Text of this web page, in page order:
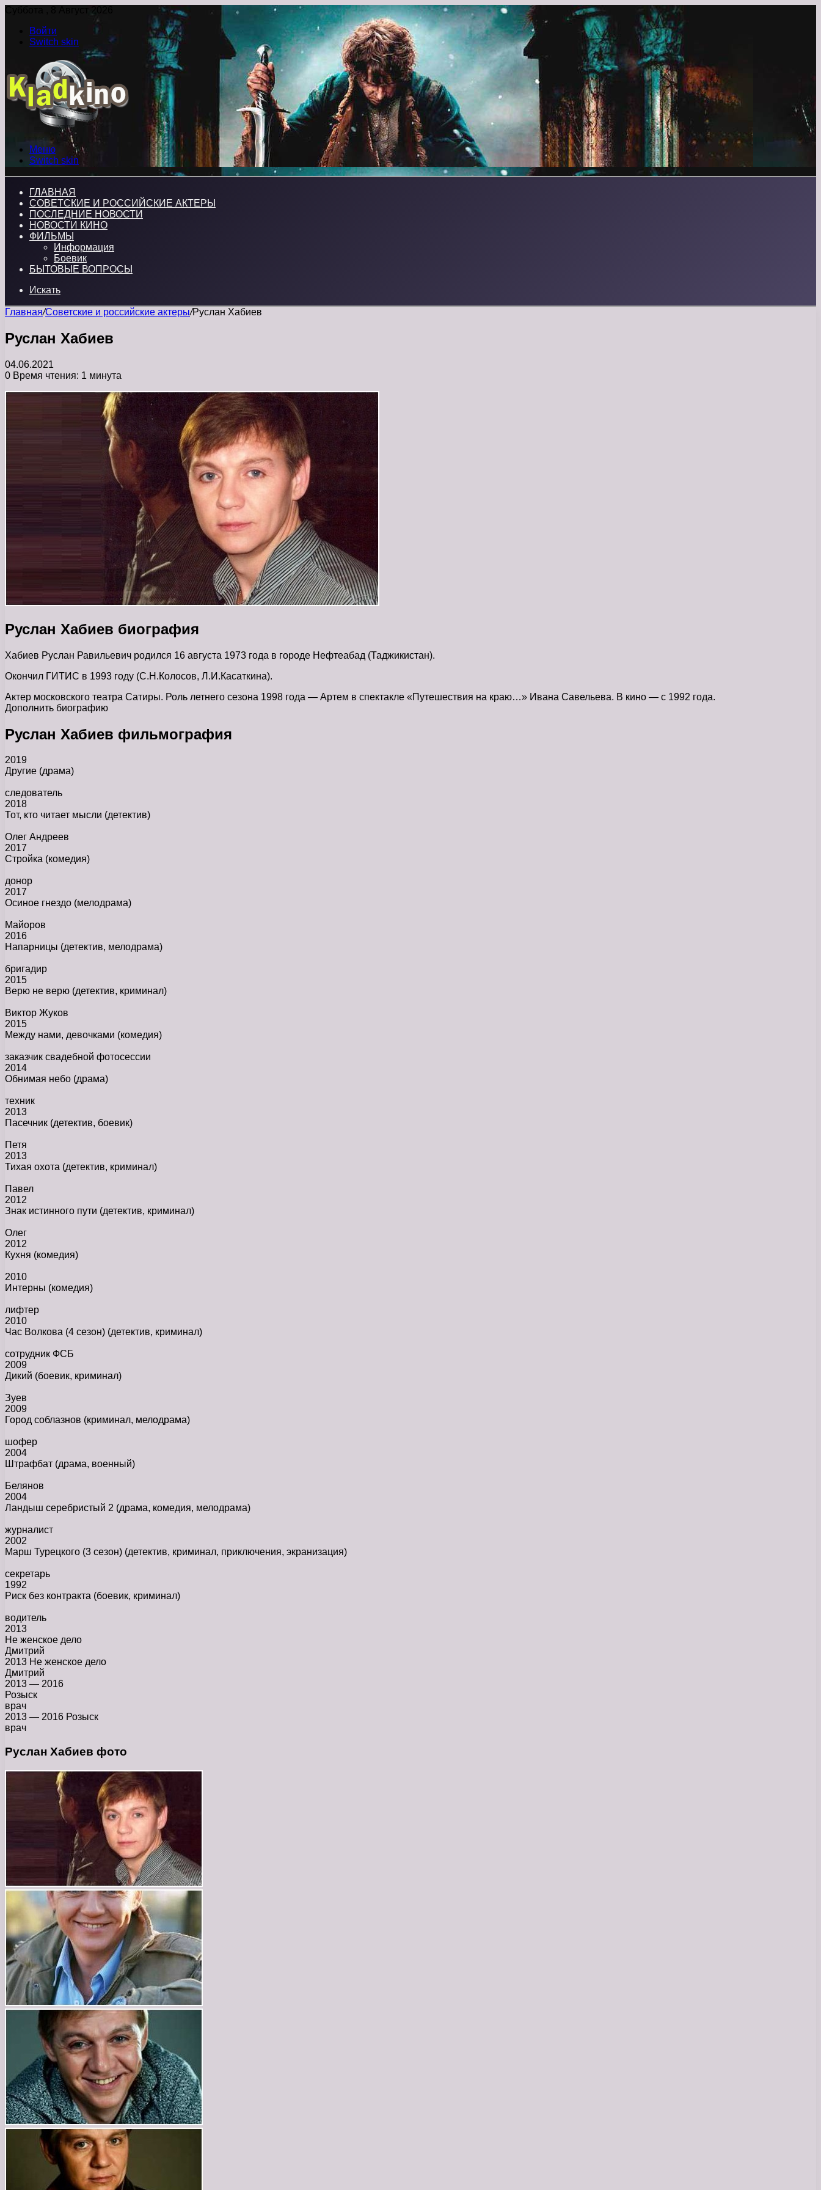
Суббота , 8 Август 2026
Войти
Switch skin
Меню
Switch skin
ГЛАВНАЯ
СОВЕТСКИЕ И РОССИЙСКИЕ АКТЕРЫ
ПОСЛЕДНИЕ НОВОСТИ
НОВОСТИ КИНО
ФИЛЬМЫ
Информация
Боевик
БЫТОВЫЕ ВОПРОСЫ
Искать
Главная/Советские и российские актеры/Руслан Хабиев
Руслан Хабиев
04.06.2021
0 Время чтения: 1 минута
Руслан Хабиев биография
Хабиев Руслан Равильевич родился 16 августа 1973 года в городе Нефтеабад (Таджикистан).
Окончил ГИТИС в 1993 году (С.Н.Колосов, Л.И.Касаткина).
Актер московского театра Сатиры. Роль летнего сезона 1998 года — Артем в спектакле «Путешествия на краю…» Ивана Савельева. В кино — с 1992 года.
Дополнить биографию
Руслан Хабиев фильмография
2019
Другие (драма)
следователь
2018
Тот, кто читает мысли (детектив)
Олег Андреев
2017
Стройка (комедия)
донор
2017
Осиное гнездо (мелодрама)
Майоров
2016
Напарницы (детектив, мелодрама)
бригадир
2015
Верю не верю (детектив, криминал)
Виктор Жуков
2015
Между нами, девочками (комедия)
заказчик свадебной фотосессии
2014
Обнимая небо (драма)
техник
2013
Пасечник (детектив, боевик)
Петя
2013
Тихая охота (детектив, криминал)
Павел
2012
Знак истинного пути (детектив, криминал)
Олег
2012
Кухня (комедия)
2010
Интерны (комедия)
лифтер
2010
Час Волкова (4 сезон) (детектив, криминал)
сотрудник ФСБ
2009
Дикий (боевик, криминал)
Зуев
2009
Город соблазнов (криминал, мелодрама)
шофер
2004
Штрафбат (драма, военный)
Белянов
2004
Ландыш серебристый 2 (драма, комедия, мелодрама)
журналист
2002
Марш Турецкого (3 сезон) (детектив, криминал, приключения, экранизация)
секретарь
1992
Риск без контракта (боевик, криминал)
водитель
2013
Не женское дело
Дмитрий
2013 Не женское дело
Дмитрий
2013 — 2016
Розыск
врач
2013 — 2016 Розыск
врач
Руслан Хабиев фото